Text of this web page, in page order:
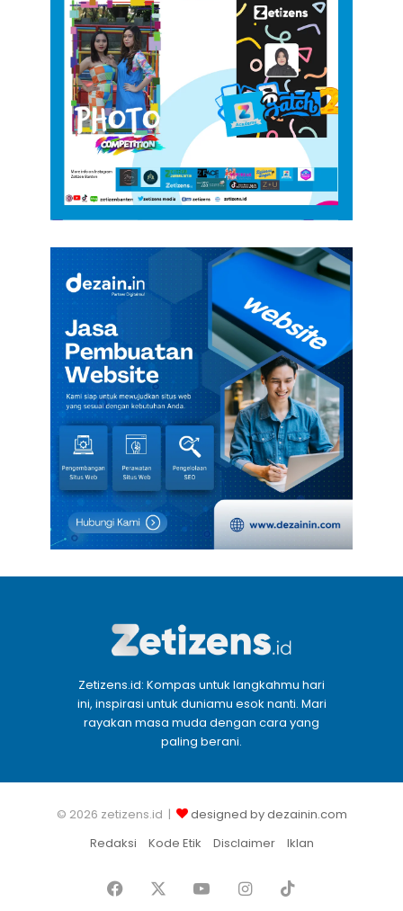
Zetizens.id: Kompas untuk langkahmu hari
ini, inspirasi untuk duniamu esok nanti. Mari
rayakan masa muda dengan cara yang
paling berani.
© 2026 zetizens.id |
designed by dezainin.com
Redaksi
Kode Etik Disclaimer Iklan
Facebook YouTubeInstagram